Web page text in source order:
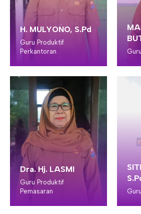
H. MULYONO, S.Pd
Guru Produktif
Perkantoran
Dra. Hj. LASMI
Guru Produktif
Pemasaran